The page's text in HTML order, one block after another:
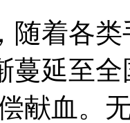
着各类
蔓延至
献血。